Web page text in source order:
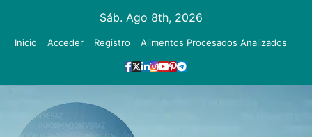
Sáb. Ago 8th, 2026
Inicio Acceder Registro Alimentos Procesados Analizados